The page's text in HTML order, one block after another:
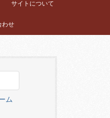
サイトについて
わせ
ム